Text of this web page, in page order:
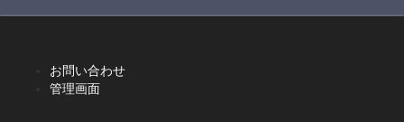
お問い合わせ
管理画面